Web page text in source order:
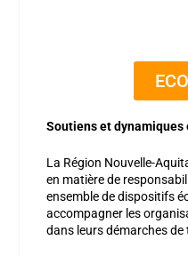
Soutiens et
La Région Nouvelle-
en matière de
ensemble de dispositifs
accompagner les
dans leurs démarches